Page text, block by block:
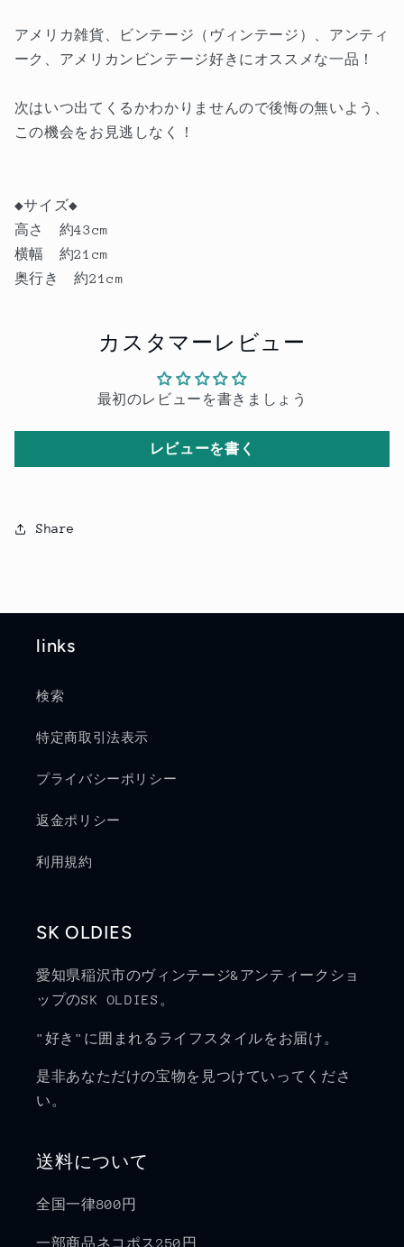
アメリカ雑貨、ビンテージ（ヴィンテージ）、アンティ
ーク、アメリカンビンテージ好きにオススメな一品！
次はいつ出てくるかわかりませんので後悔の無いよう、
この機会をお見逃しなく！
◆サイズ◆
高さ 約43cm
横幅 約21cm
奥行き 約21cm
カスタマーレビュー
最初のレビューを書きましょう
レビューを書く
Share
links
検索
特定商取引法表示
プライバシーポリシー
返金ポリシー
利用規約
SK OLDIES
愛知県稲沢市のヴィンテージ&アンティークショ
ップのSK OLDIES。
"好き"に囲まれるライフスタイルをお届け。
是非あなただけの宝物を見つけていってくださ
い。
送料について
全国一律800円
一部商品ネコポス250円